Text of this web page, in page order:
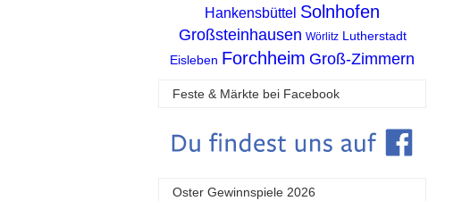
Hankensbüttel Solnhofen
Großsteinhausen Wörlitz Lutherstadt
Eisleben Forchheim Groß-Zimmern
Feste & Märkte bei Facebook
Oster Gewinnspiele 2026